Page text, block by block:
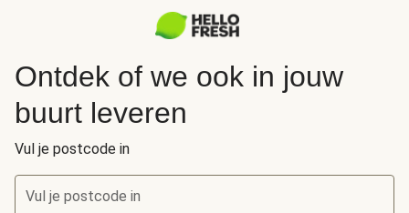
Ontdek of we ook in jouw
buurt leveren
Vul je postcode in
Vul je postcode in